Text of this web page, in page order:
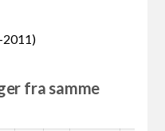
fra samme